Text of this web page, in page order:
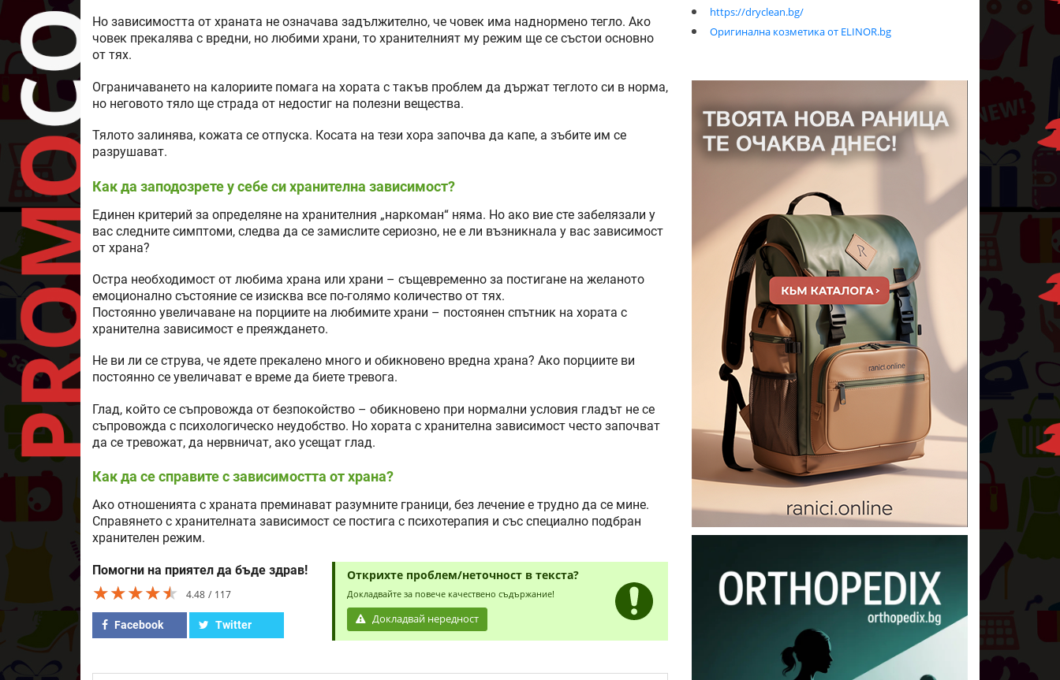
Но зависимостта от храната не означава задължително, че човек има наднормено тегло. Ако
човек прекалява с вредни, но любими храни, то хранителният му режим ще се състои основно
от тях.
Ограничаването на калориите помага на хората с такъв проблем да държат теглото си в норма,
но неговото тяло ще страда от недостиг на полезни вещества.
Тялото залинява, кожата се отпуска. Косата на тези хора започва да капе, а зъбите им се
разрушават.
Как да заподозрете у себе си хранителна зависимост?
Единен критерий за определяне на хранителния „наркоман“ няма. Но ако вие сте забелязали у
вас следните симптоми, следва да се замислите сериозно, не е ли възникнала у вас зависимост
от храна?
Остра необходимост от любима храна или храни – същевременно за постигане на желаното
емоционално състояние се изисква все по-голямо количество от тях.
Постоянно увеличаване на порциите на любимите храни – постоянен спътник на хората с
хранителна зависимост е преяждането.
Не ви ли се струва, че ядете прекалено много и обикновено вредна храна? Ако порциите ви
постоянно се увеличават е време да биете тревога.
Глад, който се съпровожда от безпокойство – обикновено при нормални условия гладът не се
съпровожда с психологическо неудобство. Но хората с хранителна зависимост често започват
да се тревожат, да нервничат, ако усещат глад.
Как да се справите с зависимостта от храна?
Ако отношенията с храната преминават разумните граници, без лечение е трудно да се мине.
Справянето с хранителната зависимост се постига с психотерапия и със специално подбран
хранителен режим.
Помогни на приятел да бъде здрав!
★★★★★
★★★★★
★★★★★ 4.48 117
Facebook Twitter
Открихте проблем/неточност в текста?
Докладвайте за повече качествено съдържание!
Докладвай нередност
https://dryclean.bg/
Оригинална козметика от ELINOR.bg